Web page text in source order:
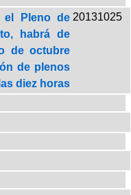
el Pleno de
habrá de
de octubre
de plenos
diez horas
20131025